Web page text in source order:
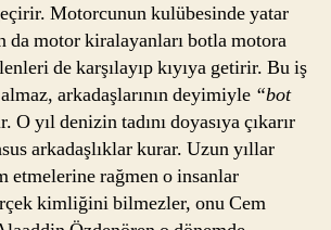
Motorcunun kulübesinde yatar
da motor kiralayanları botla motora
de karşılayıp kıyıya getirir. Bu iş
almaz, arkadaşlarının deyimiyle “bot
O yıl denizin tadını doyasıya çıkarır
arkadaşlıklar kurar. Uzun yıllar
etmelerine rağmen o insanlar
kimliğini bilmezler, onu Cem